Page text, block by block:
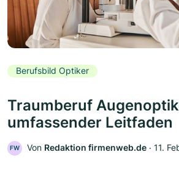
Berufsbild Optiker
Traumberuf
umfassender Leitfaden
FW Von Redaktion firmenweb.de ‧ 11.